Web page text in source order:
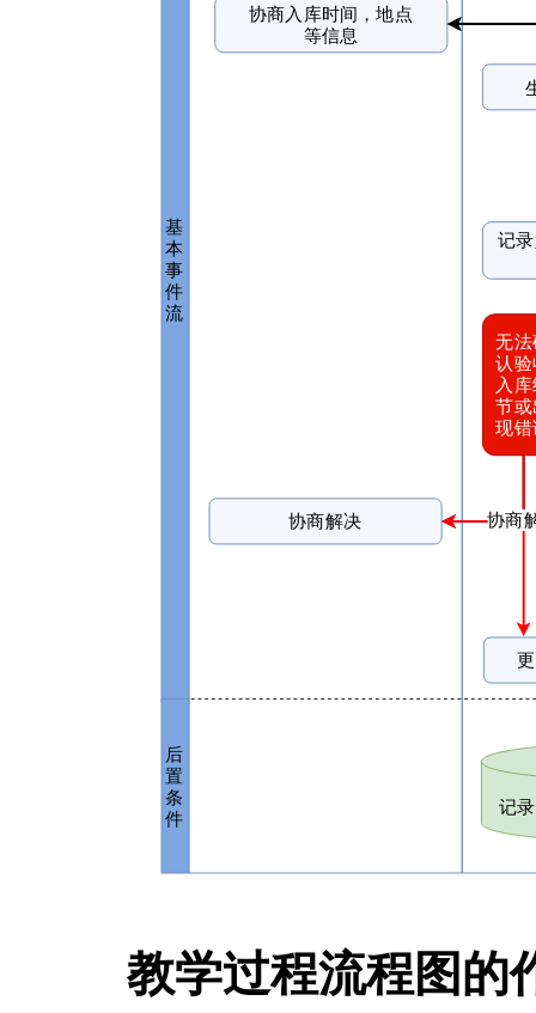
教学过程流程图的